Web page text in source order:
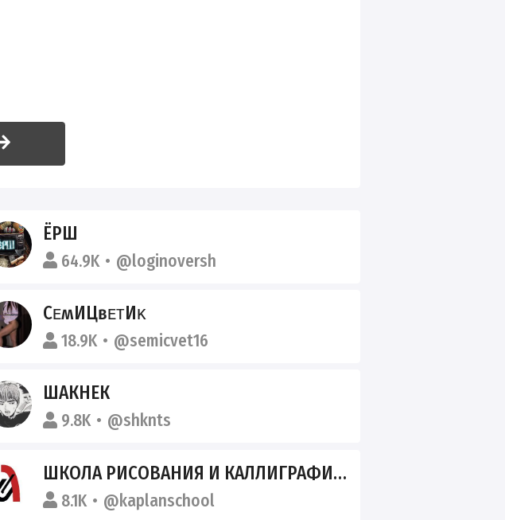
ЁРШ
64.9K @loginoversh
СᴇʍИЦʙᴇᴛИᴋ
18.9K @semicvet16
ШАКНЕК
9.8K @shknts
ШКОЛА РИСОВАНИЯ И КАЛЛИГРАФИИ ВАЛЕРИИ КАПЛАН
8.1K @kaplanschool